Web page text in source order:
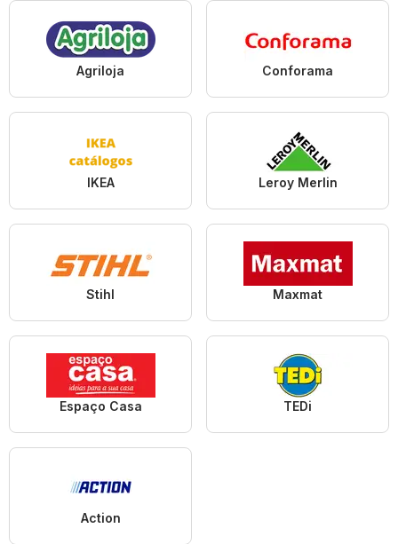
Agriloja Conforama
IKEA Leroy Merlin
Stihl Maxmat
Espaço Casa TEDi
Action